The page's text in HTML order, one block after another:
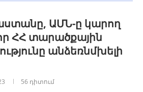
ԱՄՆ-ը կարող
ՀՀ տարածքային
անձեռնմխելի
56 դիտում